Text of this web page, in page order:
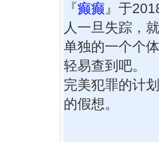
『癫癫 』于
人一旦失踪，
单独的一个个
轻易查到吧。
完美犯罪的计
的假想。